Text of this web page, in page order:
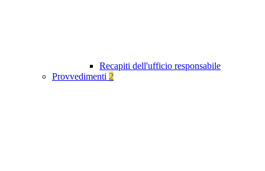
Recapiti dell'ufficio responsabile
Provvedimenti 2